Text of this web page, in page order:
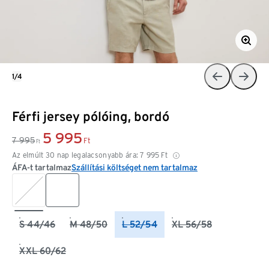
Férfi jersey pólóing, bordó
7 995 Ft 5 995 Ft
Az elmúlt 30 nap legalacsonyabb ára: 7 995 Ft
ÁFA-t tartalmazSzállítási költséget nem tartalmaz
S 44/46 M 48/50 L 52/54 XL 56/58
XXL 60/62
1/4